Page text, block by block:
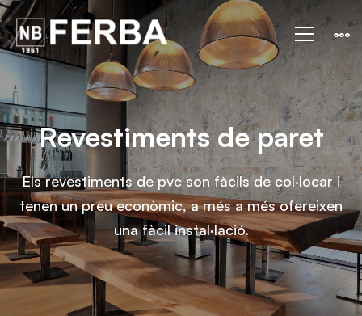
Revestiments
de
paret
Revestiments de paret
Els revestiments de pvc son fàcils de col·locar i
tenen un preu econòmic, a més a més ofereixen
una fàcil instal·lació.